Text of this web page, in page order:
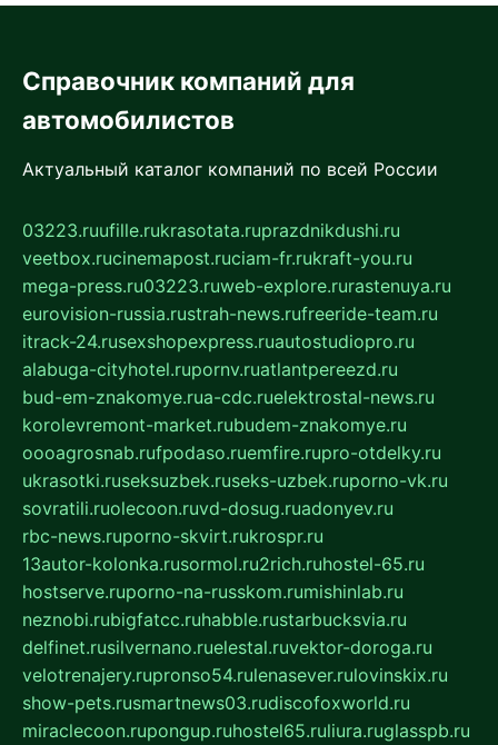
Справочник компаний для
автомобилистов
Актуальный каталог компаний по всей России
03223.ruufille.rukrasotata.ruprazdnikdushi.ru
veetbox.rucinemapost.ruciam-fr.rukraft-you.ru
mega-press.ru03223.ruweb-explore.rurastenuya.ru
eurovision-russia.rustrah-news.rufreeride-team.ru
itrack-24.rusexshopexpress.ruautostudiopro.ru
alabuga-cityhotel.rupornv.ruatlantpereezd.ru
bud-em-znakomye.rua-cdc.ruelektrostal-news.ru
korolevremont-market.rubudem-znakomye.ru
oooagrosnab.rufpodaso.ruemfire.rupro-otdelky.ru
ukrasotki.ruseksuzbek.ruseks-uzbek.ruporno-vk.ru
sovratili.ruolecoon.ruvd-dosug.ruadonyev.ru
rbc-news.ruporno-skvirt.rukrospr.ru
13autor-kolonka.rusormol.ru2rich.ruhostel-65.ru
hostserve.ruporno-na-russkom.rumishinlab.ru
neznobi.rubigfatcc.ruhabble.rustarbucksvia.ru
delfinet.rusilvernano.ruelestal.ruvektor-doroga.ru
velotrenajery.rupronso54.rulenasever.rulovinskix.ru
show-pets.rusmartnews03.rudiscofoxworld.ru
miraclecoon.rupongup.ruhostel65.ruliura.ruglasspb.ru